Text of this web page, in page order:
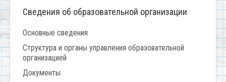
Сведения об образовательной организации
Основные сведения
Структура и органы управления образовательной
организацией
Документы